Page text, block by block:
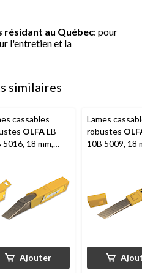
résidant au Québec: pour
l'entretien et la
similaires
cassables
OLFALB-
5016, 18 mm,
Ajouter
Lames
robustes
10B 5009, 18